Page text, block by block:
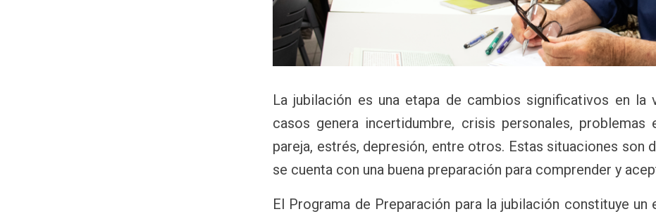
La jubilación es una etapa de cambios significativos en la
casos genera incertidumbre, crisis personales,
pareja, estrés, depresión, entre otros. Estas situaciones son
se cuenta con una buena preparación para comprender y
El Programa de Preparación para la jubilación constituye